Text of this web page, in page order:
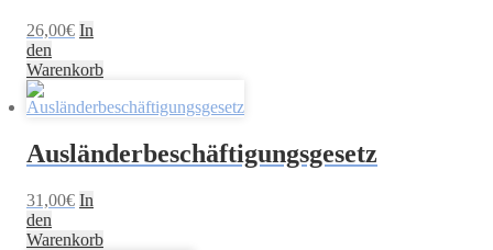
26,00€ In
den
Warenkorb
Ausländerbeschäftigungsgesetz
31,00€ In
den
Warenkorb